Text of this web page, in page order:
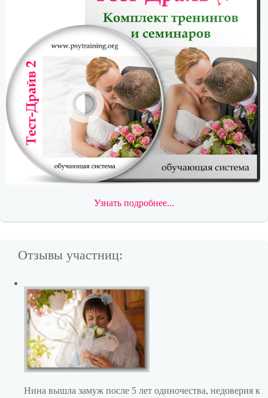
Узнать подробнее...
Отзывы участниц:
Нина вышла замуж после 5 лет одиночества, недоверия к